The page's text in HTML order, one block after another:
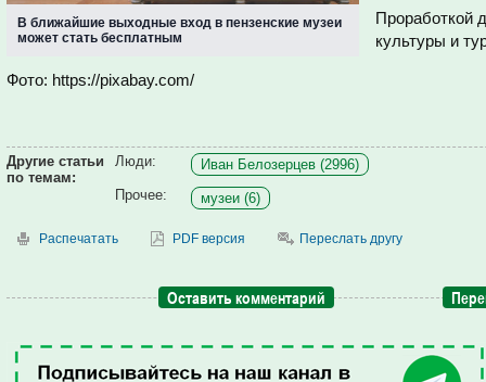
В ближайшие выходные вход в пензенские музеи
может стать бесплатным
Проработкой
культуры и
Фото: https://pixabay.com/
Другие статьи
по темам:
Люди:
Иван Белозерцев (2996)
Прочее:
музеи (6)
Распечатать PDF версия Переслать другу
Оставить комментарий